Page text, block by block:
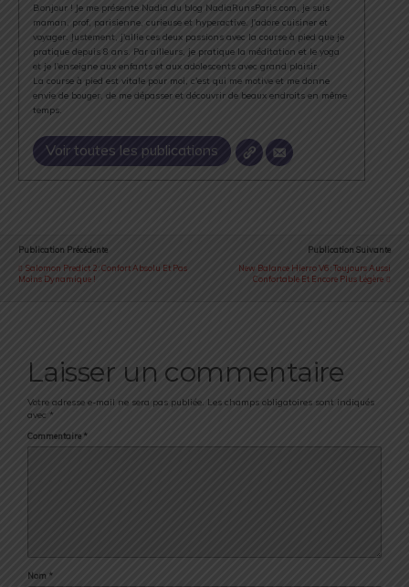
Bonjour ! Je me présente Nadia du blog NadiaRunsParis.com, je suis
maman, prof, parisienne, curieuse et hyperactive. J'adore cuisiner et
voyager. Justement, j'allie ces deux passions avec la course à pied que je
pratique depuis 8 ans. Par ailleurs, je pratique la méditation et le yoga
et je l'enseigne aux enfants et aux adolescents avec grand plaisir.
La course à pied est vitale pour moi, c'est qui me motive et me donne
envie de bouger, de me dépasser et découvrir de beaux endroits en même
temps.
Voir toutes les publications
Publication Précédente
Salomon Predict 2 : Confort Absolu Et Pas
Moins Dynamique !
Publication Suivante
New Balance Hierro V6 : Toujours Aussi
Confortable Et Encore Plus Légère
Laisser un commentaire
Votre adresse e-mail ne sera pas publiée. Les champs obligatoires sont indiqués
avec *
Commentaire *
Nom *